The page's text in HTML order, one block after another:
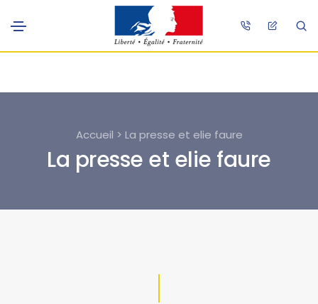
Accueil > La presse et elie faure
La presse et elie faure